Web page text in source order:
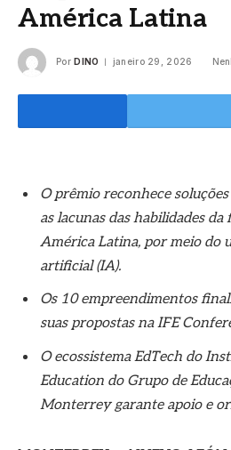
América Latina
Por DINO janeiro 29, 2026
O prêmio reconhece
as lacunas das habilidades
América Latina, por meio do
artificial (IA).
Os 10 empreendimentos
suas propostas na IFE
O ecossistema EdTech do
Education do Grupo de
Monterrey garante apoio e